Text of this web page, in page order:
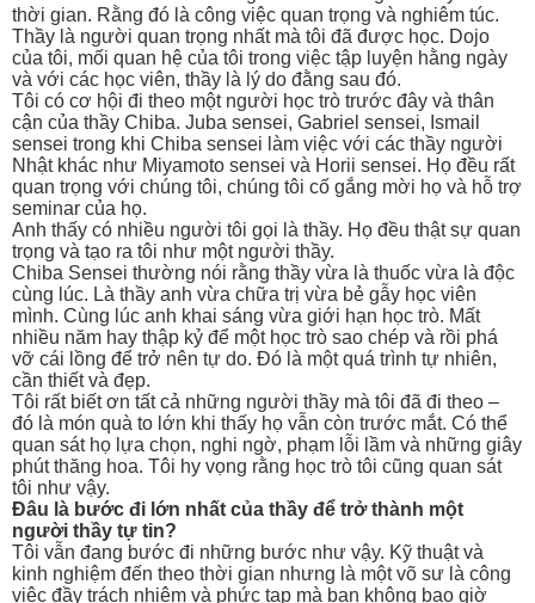
thời gian. Rằng đó là công việc quan trọng và nghiêm túc.
Thầy là người quan trọng nhất mà tôi đã được học. Dojo
của tôi, mối quan hệ của tôi trong việc tập luyện hằng ngày
và với các học viên, thầy là lý do đằng sau đó.
Tôi có cơ hội đi theo một người học trò trước đây và thân
cận của thầy Chiba. Juba sensei, Gabriel sensei, Ismail
sensei trong khi Chiba sensei làm việc với các thầy người
Nhật khác như Miyamoto sensei và Horii sensei. Họ đều rất
quan trọng với chúng tôi, chúng tôi cố gắng mời họ và hỗ trợ
seminar của họ.
Anh thấy có nhiều người tôi gọi là thầy. Họ đều thật sự quan
trọng và tạo ra tôi như một người thầy.
Chiba Sensei thường nói rằng thầy vừa là thuốc vừa là độc
cùng lúc. Là thầy anh vừa chữa trị vừa bẻ gẫy học viên
mình. Cùng lúc anh khai sáng vừa giới hạn học trò. Mất
nhiều năm hay thập kỷ để một học trò sao chép và rồi phá
vỡ cái lồng để trở nên tự do. Đó là một quá trình tự nhiên,
cần thiết và đẹp.
Tôi rất biết ơn tất cả những người thầy mà tôi đã đi theo –
đó là món quà to lớn khi thấy họ vẫn còn trước mắt. Có thể
quan sát họ lựa chọn, nghi ngờ, phạm lỗi lầm và những giây
phút thăng hoa. Tôi hy vọng rằng học trò tôi cũng quan sát
tôi như vậy.
Đâu là bước đi lớn nhất của thầy để trở thành một
người thầy tự tin?
Tôi vẫn đang bước đi những bước như vậy. Kỹ thuật và
kinh nghiệm đến theo thời gian nhưng là một võ sư là công
việc đầy trách nhiệm và phức tạp mà bạn không bao giờ